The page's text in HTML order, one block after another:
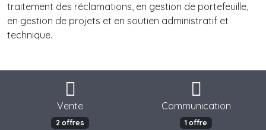
traitement des réclamations, en gestion de portefeuille,
en gestion de projets et en soutien administratif et
technique.
Vente
2 offres
Communication
1 offre